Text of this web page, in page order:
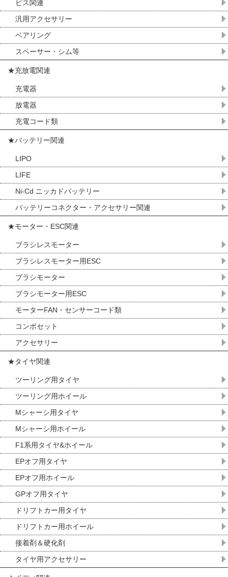
ビス関連
汎用アクセサリー
ベアリング
スペーサー・シム等
★充放電関連
充電器
放電器
充電コード類
★バッテリー関連
LIPO
LIFE
Ni-Cd ニッカドバッテリー
バッテリーコネクター・アクセサリー関連
★モーター・ESC関連
ブラシレスモーター
ブラシレスモーター用ESC
ブラシモーター
ブラシモーター用ESC
モーターFAN・センサーコード類
コンボセット
アクセサリー
★タイヤ関連
ツーリング用タイヤ
ツーリング用ホイール
Mシャーシ用タイヤ
Mシャーシ用ホイール
F1系用タイヤ&ホイール
EPオフ用タイヤ
EPオフ用ホイール
GPオフ用タイヤ
ドリフトカー用タイヤ
ドリフトカー用ホイール
接着剤＆硬化剤
タイヤ用アクセサリー